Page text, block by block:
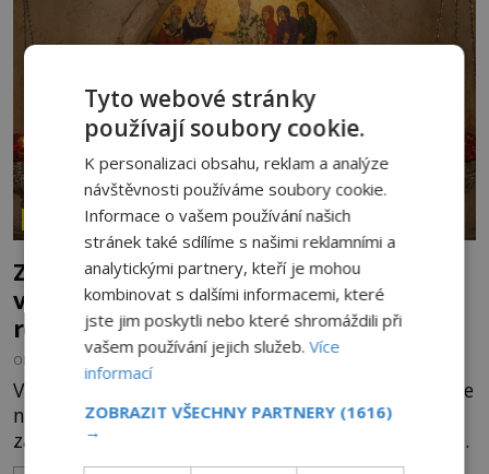
legendami o něm ukrývat nějaký pravdivý základ?
V blízkosti Mysu Greco, jak se přez
ZÁHADY HISTORIE
Ztracený hrob svatého Mikuláše: Tajná
výprava, která odnesla nejslavnější
relikvii do Itálie
OD HELENA STEJSKALOVÁ 7.8.2026
V tichu starobylého chrámu v Myře zůstává po více
než sedm století hrob muže, kterému se připisují
zázraky, pomoc chudým i záchrana námořníků v
bouřích. Pak ale přichází rok 1087 a klidné místo
Tyto webové stránky
používají soubory cookie.
K personalizaci obsahu, reklam a analýze
návštěvnosti používáme soubory cookie.
Informace o vašem používání našich
stránek také sdílíme s našimi reklamními a
analytickými partnery, kteří je mohou
kombinovat s dalšími informacemi, které
jste jim poskytli nebo které shromáždili při
vašem používání jejich služeb.Více
informací
ZOBRAZIT VŠECHNY PARTNERY (1616)
→